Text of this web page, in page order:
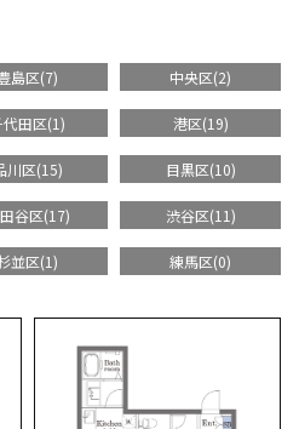
島区(7) 中央区(2)
代田区(1) 港区(19)
川区(15) 目黒区(10)
谷区(17) 渋谷区(11)
並区(1) 練馬区(0)